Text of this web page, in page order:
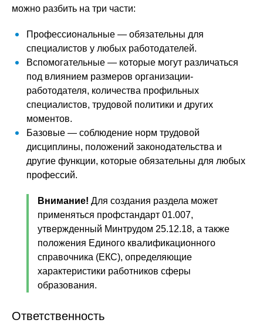
можно разбить на три части:
Профессиональные — обязательны для
специалистов у любых работодателей.
Вспомогательные — которые могут различаться
под влиянием размеров организации-
работодателя, количества профильных
специалистов, трудовой политики и других
моментов.
Базовые — соблюдение норм трудовой
дисциплины, положений законодательства и
другие функции, которые обязательны для любых
профессий.
Внимание! Для создания раздела может
применяться профстандарт 01.007,
утвержденный Минтрудом 25.12.18, а также
положения Единого квалификационного
справочника (ЕКС), определяющие
характеристики работников сферы
образования.
Ответственность